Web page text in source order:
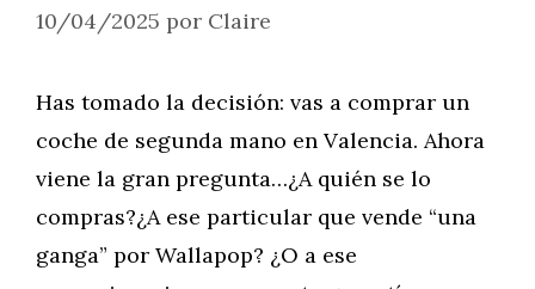
10/04/2025 por Claire
Has tomado la decisión: vas a comprar un
coche de segunda mano en Valencia. Ahora
viene la gran pregunta…¿A quién se lo
compras?¿A ese particular que vende “una
ganga” por Wallapop? ¿O a ese